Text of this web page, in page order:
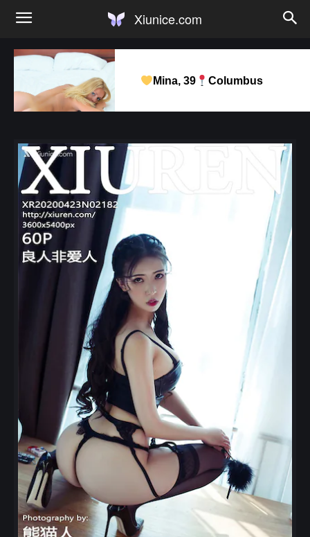
Xiunice.com
Mina, 39 Columbus